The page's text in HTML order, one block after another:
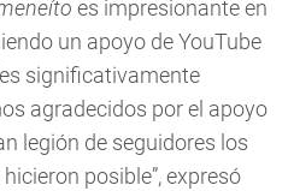
es impresionante en
un apoyo de YouTube
significativamente
agradecidos por el apoyo
legión de seguidores los
posible”, expresó